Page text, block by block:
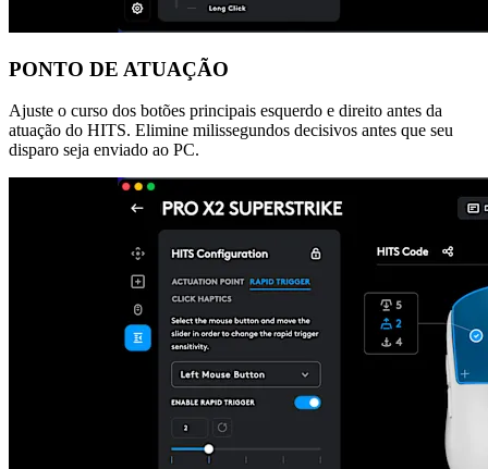
PONTO DE ATUAÇÃO
Ajuste o curso dos botões principais esquerdo e direito antes da
atuação do HITS. Elimine milissegundos decisivos antes que seu
disparo seja enviado ao PC.